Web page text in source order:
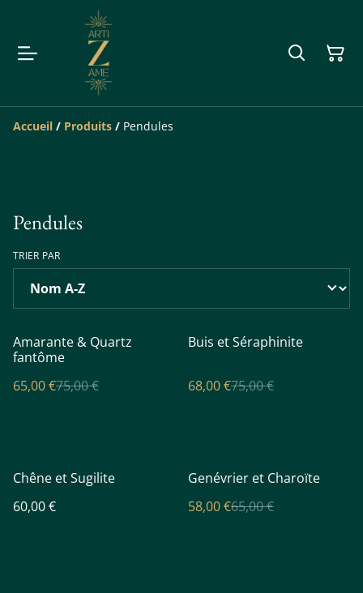
Accueil / Produits / Pendules
Pendules
TRIER PAR
%
Amarante & Quartz
fantôme
65,00 €75,00 €
%
Buis et Séraphinite
68,00 €75,00 €
Chêne et Sugilite
60,00 €
%
Genévrier et Charoïte
58,00 €65,00 €